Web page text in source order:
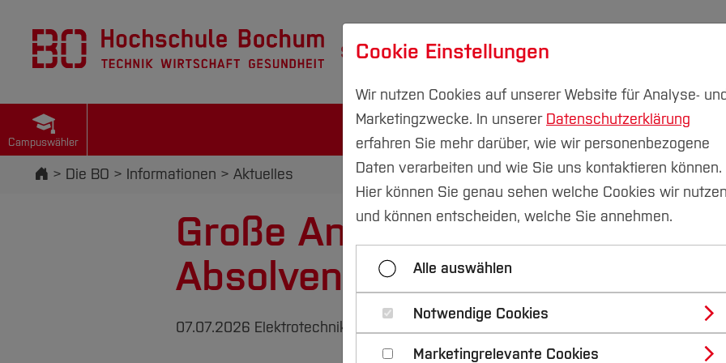
Studium Forschung & Transfer
Campuswähler
Startseite
Die BO Informationen Aktuelles
Große Anerkennung für einen
Absolventen
07.07.2026 Elektrotechnik und Informatik (FB E)
Cookie Einstellungen
Wir nutzen Cookies auf unserer Website für Analyse- und
Marketingzwecke. In unserer Datenschutzerklärung
erfahren Sie mehr darüber, wie wir personenbezogene
Daten verarbeiten und wie Sie uns kontaktieren können.
Hier können Sie genau sehen welche Cookies wir nutzen
und können entscheiden, welche Sie annehmen.
Alle auswählen
Notwendige Cookies
Marketingrelevante Cookies